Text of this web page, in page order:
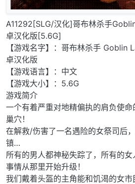
A11292[SLG/汉化]哥布林杀手
卓汉化版[5.6G]
【游戏名字】：哥布林杀手 Goblin
卓汉化版
【游戏语言】：中文
【游戏大小】：5.6G
游戏简介
一个有着严重对地精偏执的肩负使
巢穴！
在解救/伤害了一名遇险的女祭司后
镇…
所有的男人都神秘失踪了，所有的女
事情从那里开始升级！
我们戴着头盔的主角能和饥渴的女